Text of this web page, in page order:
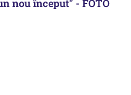
nou început" - FOTO